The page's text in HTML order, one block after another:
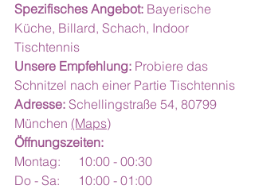
Spezifisches Angebot: Bayerische
Küche, Billard, Schach, Indoor
Tischtennis
Unsere Empfehlung: Probiere das
Schnitzel nach einer Partie Tischtennis
Adresse: Schellingstraße 54, 80799
München (Maps)
Öffnungszeiten:
Montag:	10:00 - 00:30
Do - Sa:	10:00 - 01:00